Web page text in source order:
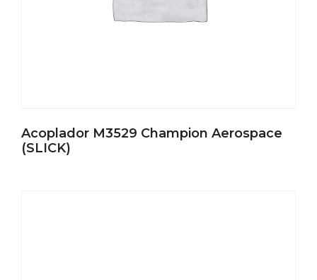
Acoplador M3529 Champion Aerospace
(SLICK)